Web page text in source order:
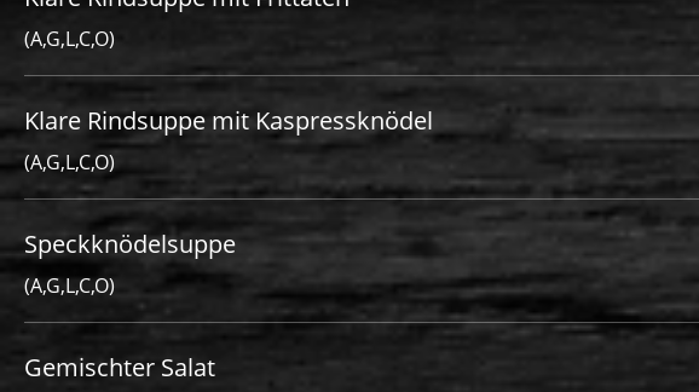
(A,G,L,C,O)
Klare Rindsuppe mit Kaspressknödel
(A,G,L,C,O)
Speckknödelsuppe
(A,G,L,C,O)
Gemischter Salat